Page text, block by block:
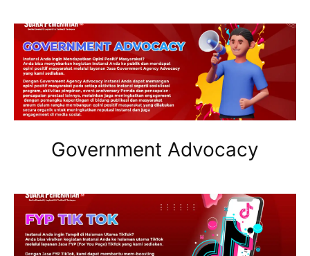
Government Advocacy